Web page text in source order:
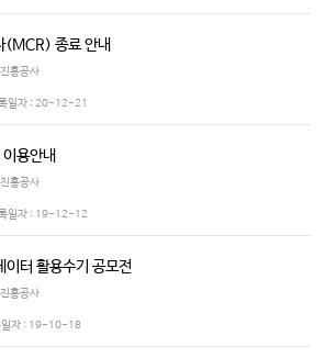
(MCR) 종료 안내
흥공사
일자 : 20-12-21
용안내
흥공사
일자 : 19-12-12
터 활용수기 공모전
흥공사
자 : 19-10-18